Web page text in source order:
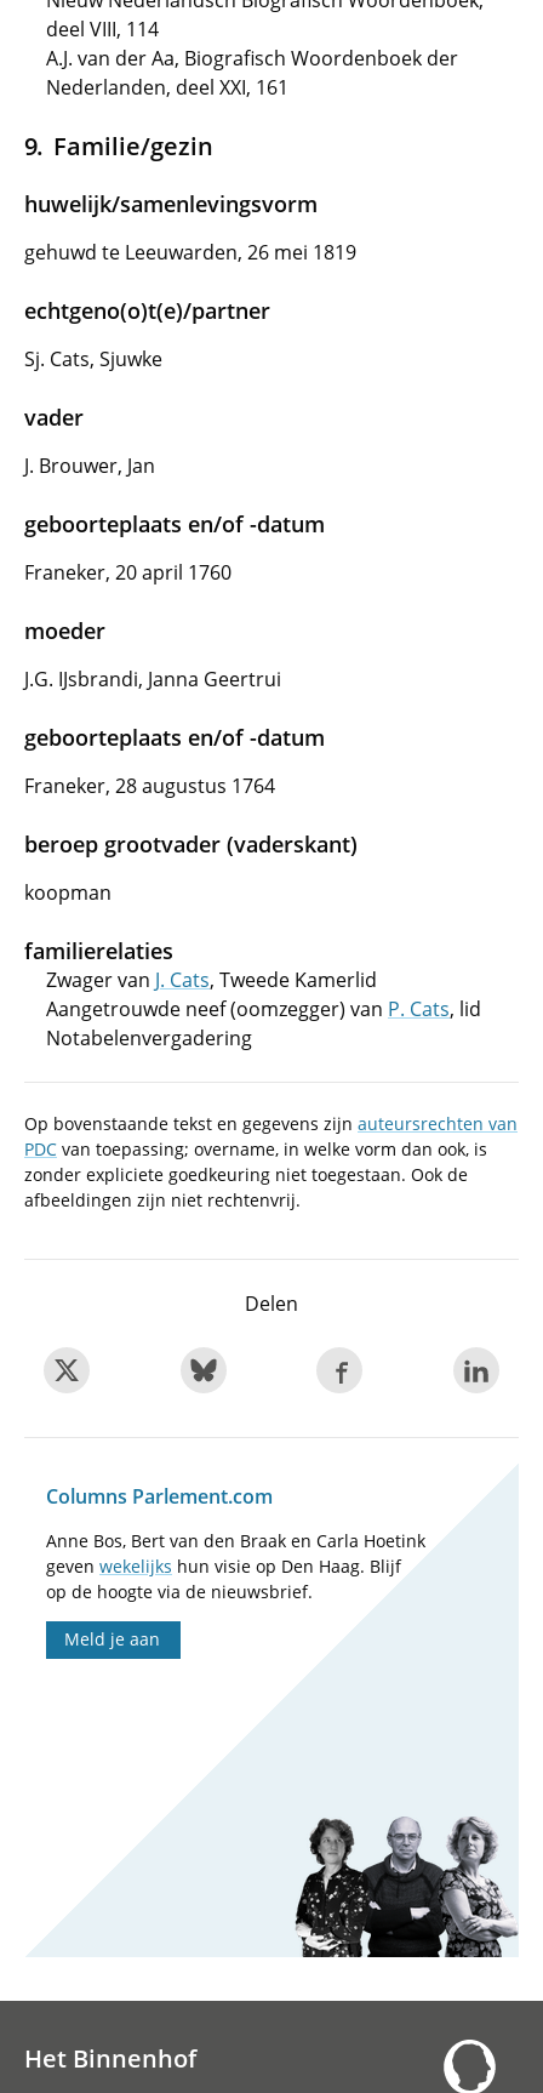
deel VIII, 114
A.J. van der Aa, Biografisch Woordenboek der
Nederlanden, deel XXI, 161
Familie/gezin
huwelijk/samenlevingsvorm
gehuwd te Leeuwarden, 26 mei 1819
echtgeno(o)t(e)/partner
Sj. Cats, Sjuwke
vader
J. Brouwer, Jan
geboorteplaats en/of -datum
Franeker, 20 april 1760
moeder
J.G. IJsbrandi, Janna Geertrui
geboorteplaats en/of -datum
Franeker, 28 augustus 1764
beroep grootvader (vaderskant)
koopman
familierelaties
Zwager van J. Cats, Tweede Kamerlid
Aangetrouwde neef (oomzegger) van P. Cats, lid
Notabelenvergadering
Op bovenstaande tekst en gegevens zijn auteursrechten van
PDC van toepassing; overname, in welke vorm dan ook, is
zonder expliciete goedkeuring niet toegestaan. Ook de
afbeeldingen zijn niet rechtenvrij.
Delen
Columns Parlement.com
Anne Bos, Bert van den Braak en Carla Hoetink
geven wekelijks hun visie op Den Haag. Blijf
op de hoogte via de nieuwsbrief.
Meld je aan
Het Binnenhof